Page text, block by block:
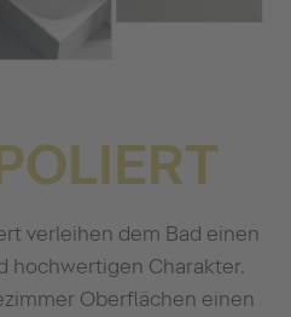
verleihen dem Bad einen
hochwertigen Charakter.
Oberflächen einen